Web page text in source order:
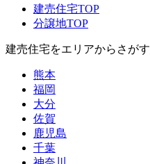
建売住宅TOP
分譲地TOP
建売住宅をエリアからさがす
熊本
福岡
大分
佐賀
鹿児島
千葉